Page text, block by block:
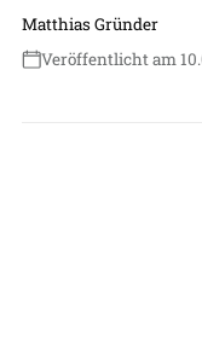
Matthias Gründer
Veröffentlicht am